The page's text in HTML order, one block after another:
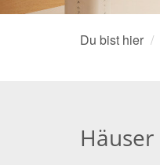
Du bist hier